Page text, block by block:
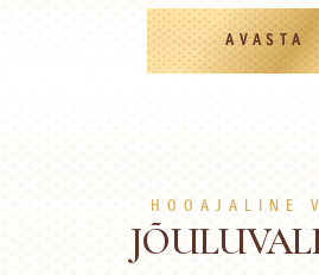
AVASTA
HOOAJALINE